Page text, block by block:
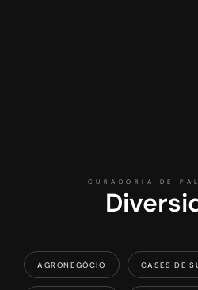
CURADORIA DE
AGRONEGÓCIO CASES DE